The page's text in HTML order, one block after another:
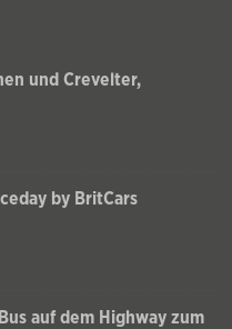
und Crevelter,
by BritCars
auf dem Highway zum